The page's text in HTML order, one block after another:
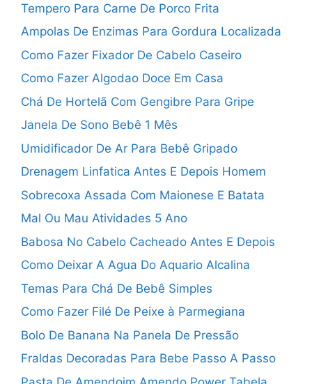
Tempero Para Carne De Porco Frita
Ampolas De Enzimas Para Gordura Localizada
Como Fazer Fixador De Cabelo Caseiro
Como Fazer Algodao Doce Em Casa
Chá De Hortelã Com Gengibre Para Gripe
Janela De Sono Bebê 1 Mês
Umidificador De Ar Para Bebê Gripado
Drenagem Linfatica Antes E Depois Homem
Sobrecoxa Assada Com Maionese E Batata
Mal Ou Mau Atividades 5 Ano
Babosa No Cabelo Cacheado Antes E Depois
Como Deixar A Agua Do Aquario Alcalina
Temas Para Chá De Bebê Simples
Como Fazer Filé De Peixe à Parmegiana
Bolo De Banana Na Panela De Pressão
Fraldas Decoradas Para Bebe Passo A Passo